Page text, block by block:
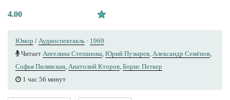
4.00
Юмор / Аудиоспектакль · 1969
Читает Ангелина Степанова Юрий Пузырев Александр Семёнов
Софья Пилявская Анатолий Кторов Борис Петкер
1 час 56 минут